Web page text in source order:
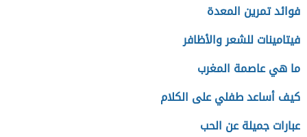
فوائد تمرين المعدة
فيتامينات للشعر والأظافر
ما هي عاصمة المغرب
كيف أساعد طفلي على الكلام
عبارات جميلة عن الحب